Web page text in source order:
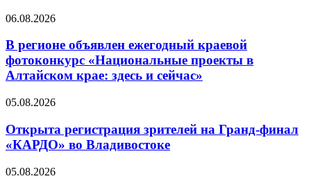
06.08.2026
В регионе объявлен ежегодный краевой
фотоконкурс «Национальные проекты в
Алтайском крае: здесь и сейчас»
05.08.2026
Открыта регистрация зрителей на Гранд-финал
«КАРДО» во Владивостоке
05.08.2026